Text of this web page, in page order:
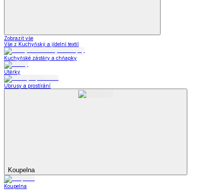
Zobrazit vše
Vše z Kuchyňský a jídelní textil
Kuchyňské zástěry a chňapky
Utěrky
Ubrusy a prostírání
Koupelna
Koupelna